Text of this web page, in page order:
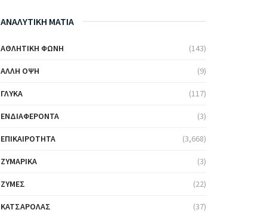
ΑΝΑΛΥΤΙΚΗ ΜΑΤΙΑ
ΑΘΛΗΤΙΚΉ ΦΩΝΉ (143)
ΆΛΛΗ ΌΨΗ (9)
ΓΛΥΚΆ (117)
ΕΝΔΙΑΦΈΡΟΝΤΑ (3)
ΕΠΙΚΑΙΡΌΤΗΤΑ (3,668)
ΖΥΜΑΡΙΚΆ (3)
ΖΎΜΕΣ (22)
ΚΑΤΣΑΡΌΛΑΣ (37)